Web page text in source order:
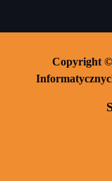
Copyright ©